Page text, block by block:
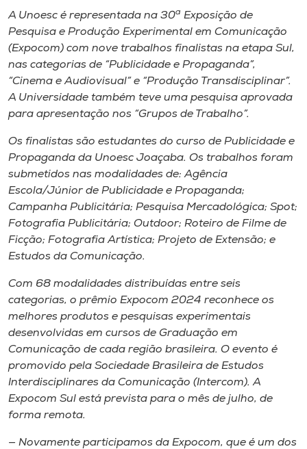
Editora
Rádio
Museu
Unoesc
Store
Selecione
o idioma
A+
A-
A Unoesc é representada na 30a Exposição de
Pesquisa e Produção Experimental em Comunicação
(Expocom) com nove trabalhos finalistas na etapa Sul,
nas categorias de “Publicidade e Propaganda”,
“Cinema e Audiovisual” e “Produção Transdisciplinar”.
A Universidade também teve uma pesquisa aprovada
para apresentação nos “Grupos de Trabalho”.
Os finalistas são estudantes do curso de Publicidade e
Propaganda da Unoesc Joaçaba. Os trabalhos foram
submetidos nas modalidades de: Agência
Escola/Júnior de Publicidade e Propaganda;
Campanha Publicitária; Pesquisa Mercadológica; Spot;
Fotografia Publicitária; Outdoor; Roteiro de Filme de
Ficção; Fotografia Artística; Projeto de Extensão; e
Estudos da Comunicação.
Com 68 modalidades distribuídas entre seis
categorias, o prêmio Expocom 2024 reconhece os
melhores produtos e pesquisas experimentais
desenvolvidas em cursos de Graduação em
Comunicação de cada região brasileira. O evento é
promovido pela Sociedade Brasileira de Estudos
Interdisciplinares da Comunicação (Intercom). A
Expocom Sul está prevista para o mês de julho, de
forma remota.
— Novamente participamos da Expocom, que é um dos